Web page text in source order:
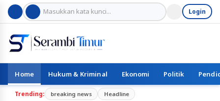
Login
Home Hukum & Kriminal Ekonomi Politik
Trending: breaking news Headline